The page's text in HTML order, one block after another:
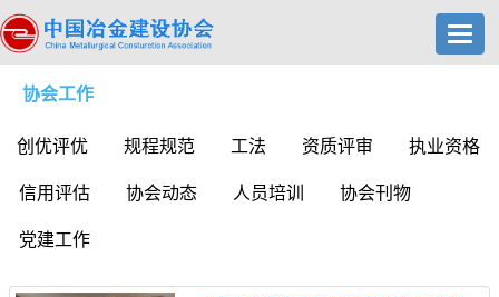
协会工作
创优评优 规程规范 工法 资质评审 执业资格
信用评估 协会动态 人员培训 协会刊物
党建工作